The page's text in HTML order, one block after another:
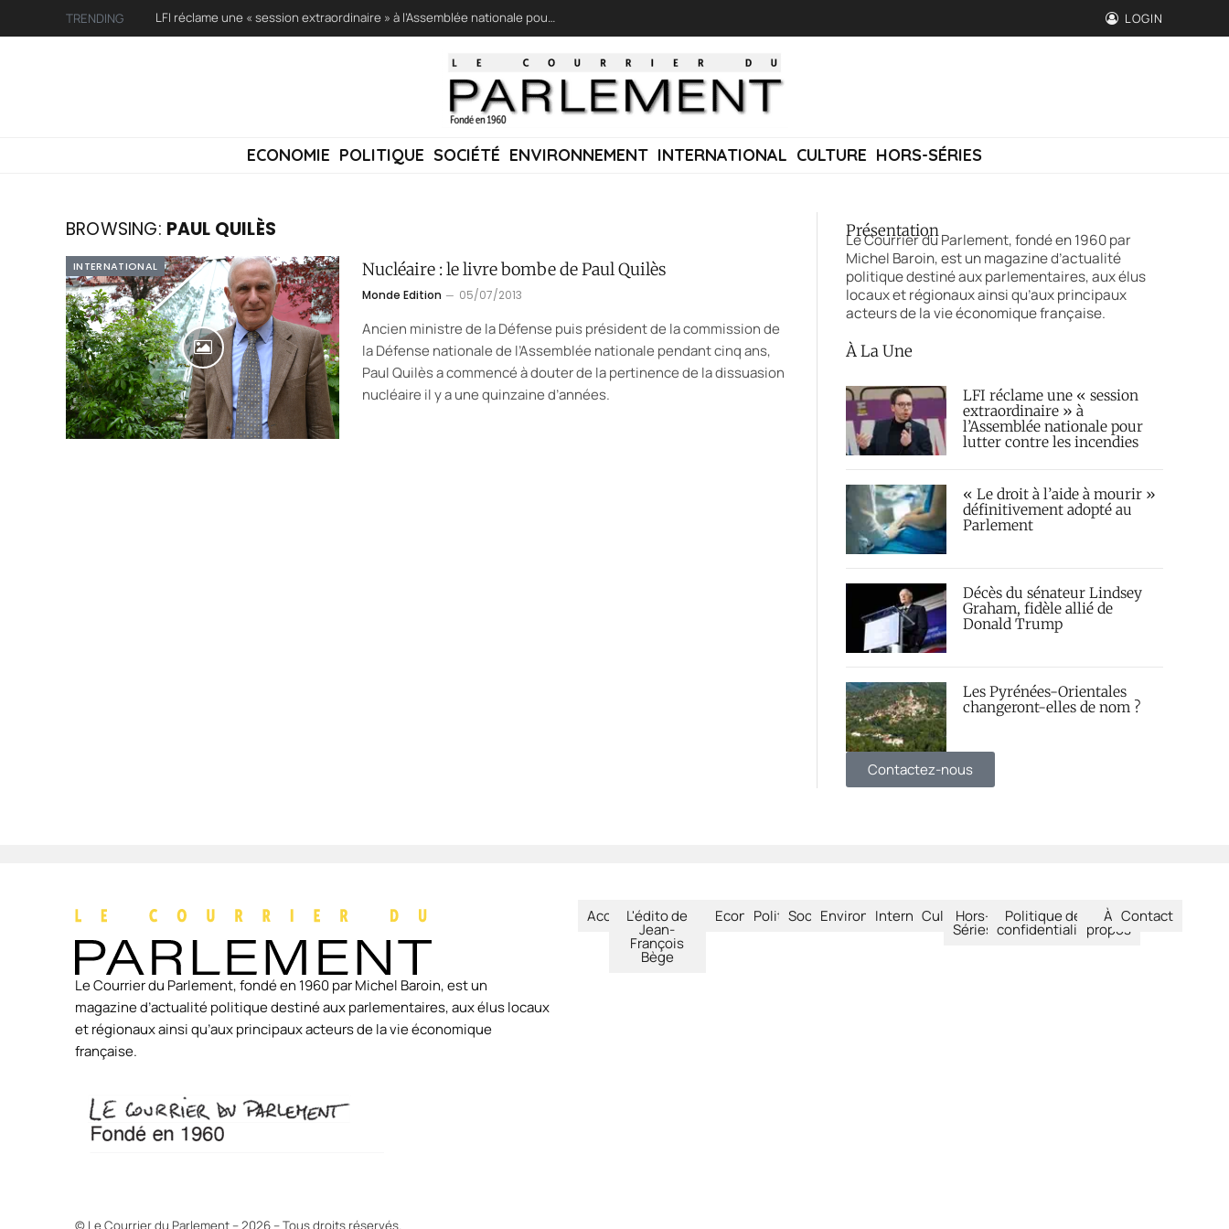
TRENDING LFI réclame une « session extraordinaire » à l’Assemblée nationale pour lutter contre les incendies LOGIN
ECONOMIE POLITIQUE SOCIÉTÉ ENVIRONNEMENT INTERNATIONAL CULTURE HORS-SÉRIES
BROWSING: PAUL QUILÈS
INTERNATIONAL Nucléaire : le livre bombe de Paul Quilès
Monde Edition 05/07/2013
Ancien ministre de la Défense puis président de la commission de
la Défense nationale de l’Assemblée nationale pendant cinq ans,
Paul Quilès a commencé à douter de la pertinence de la dissuasion
nucléaire il y a une quinzaine d’années.
Présentation
Le Courrier du Parlement, fondé en 1960 par
Michel Baroin, est un magazine d’actualité
politique destiné aux parlementaires, aux élus
locaux et régionaux ainsi qu’aux principaux
acteurs de la vie économique française.
À La Une
LFI réclame une « session
extraordinaire » à
l’Assemblée nationale pour
lutter contre les incendies
« Le droit à l’aide à mourir »
définitivement adopté au
Parlement
Décès du sénateur Lindsey
Graham, fidèle allié de
Donald Trump
Les Pyrénées-Orientales
changeront-elles de nom ?
Contactez-nous
Le Courrier du Parlement, fondé en 1960 par Michel Baroin, est un
magazine d’actualité politique destiné aux parlementaires, aux élus locaux
et régionaux ainsi qu’aux principaux acteurs de la vie économique
française.
AccueilL'édito de
Jean-
François
Bège
EconomiePolitiqueSociétéEnvironnementInternational
CultureHors-
Séries
Politique de
confidentialité
À
propos
Contact
© Le Courrier du Parlement – 2026 – Tous droits réservés.